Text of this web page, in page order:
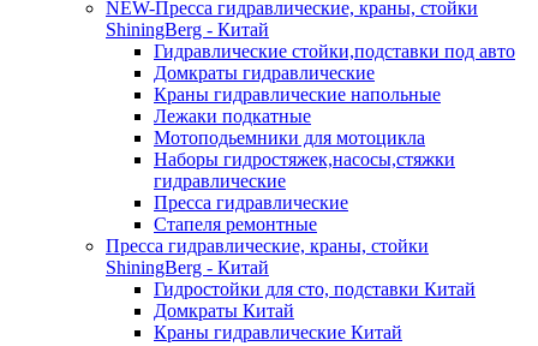
NEW-Пресса гидравлические, краны, стойки
ShiningBerg - Китай
Гидравлические стойки,подставки под авто
Домкраты гидравлические
Краны гидравлические напольные
Лежаки подкатные
Мотоподьемники для мотоцикла
Наборы гидростяжек,насосы,стяжки
гидравлические
Пресса гидравлические
Стапеля ремонтные
Пресса гидравлические, краны, стойки
ShiningBerg - Китай
Гидростойки для сто, подставки Китай
Домкраты Китай
Краны гидравлические Китай